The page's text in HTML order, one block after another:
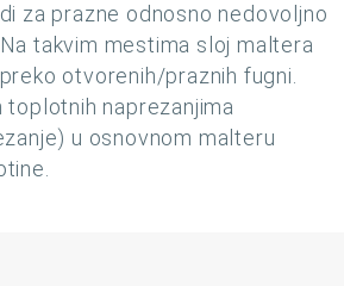
za prazne odnosno nedovoljno
takvim mestima sloj maltera
otvorenih/praznih fugni.
toplotnih naprezanjima
u osnovnom malteru